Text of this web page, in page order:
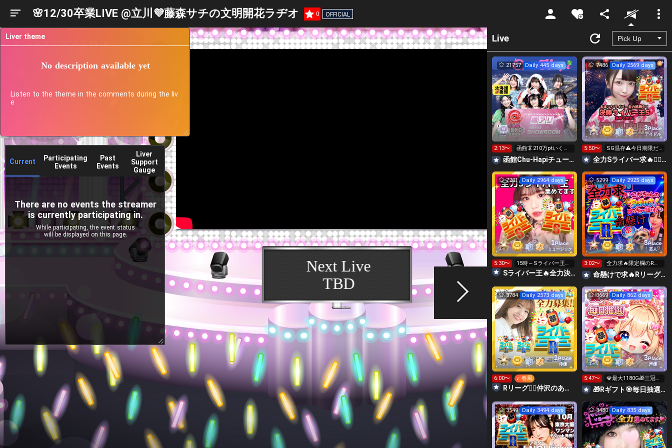
🌸12/30卒業LIVE @立川💜藤森サチの文明開花ラヂオ 0 OFFICIAL
Unmute
Current
Participating
Events
Past
Events
Liver
Support
Gauge
There are no events the streamer
is currently participating in.
While participating, the event status
will be displayed on this page.
Liver theme
No description available yet
Listen to the theme in the comments during the liv
e
Live
21757 Daily 445 days
2:13〜
函館🦑210万ptいく
ぞ！
函館Chu-Hapiチューハピ🌈
3Place
アイドル
7486 Daily 2569 days
5:50〜
SG温存⚠️今日期限だ
けください💞
全力Sライバー求🔥❤️‍🔥147cm深川史那のルーム🐸🎈
1Place
ミュージック
7201 Daily 2964 days
5:30〜
15時～Sライバー王👑
投げれます
Sライバー王🔥全力決勝🗽🌈Annnnnaの空⛱
3Place
芸人
5299 Daily 2925 days
3:02〜
全力求🔥限定欄のRリ
ーグギフト🙏8日まで
色々温存
命懸けで求🔥Rリーグ👑夏祭実行委員長🎆こがちゃんのちばります
1Place
俳優
3784 Daily 2573 days
6:00〜 ♪ 春風
Rリーグ❤️‍🔥仲沢のあ⛴໒꒱· ﾟ🌈
3Place
声優
3669 Daily 862 days
5:47〜
💎最大1180G🎁三冠王
&Rギフト💗毎日ミ
🎁Rギフト🎯毎日抽選✨決勝🍓⑧みゅうにゃ♥えみり
3549 Daily 3494 days 3480 Daily 835 days